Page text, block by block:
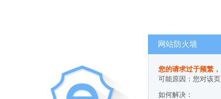
网站防火墙
您的请求过于频繁
可能原因：您对该
如何解决：